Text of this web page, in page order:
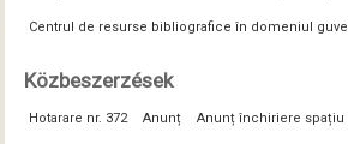
Centrul de resurse bibliografice în domeniul
Közbeszerzések
Hotarare nr. 372 Anunț Anunț închiriere spațiu